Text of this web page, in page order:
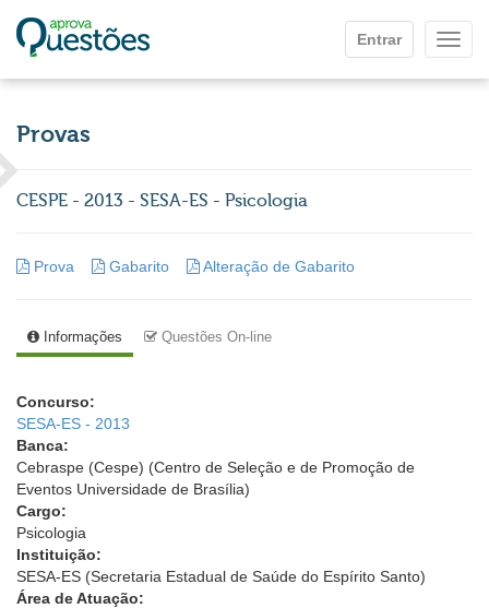
Entrar
Provas
CESPE - 2013 - SESA-ES - Psicologia
Prova Gabarito Alteração de Gabarito
Informações Questões On-line
Concurso:
SESA-ES - 2013
Banca:
Cebraspe (Cespe) (Centro de Seleção e de Promoção de
Eventos Universidade de Brasília)
Cargo:
Psicologia
Instituição:
SESA-ES (Secretaria Estadual de Saúde do Espírito Santo)
Área de Atuação: